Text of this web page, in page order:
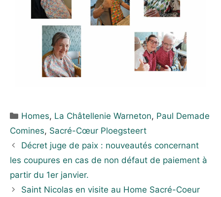
Homes, La Châtellenie Warneton, Paul Demade
Comines, Sacré-Cœur Ploegsteert
Décret juge de paix : nouveautés concernant
les coupures en cas de non défaut de paiement à
partir du 1er janvier.
Saint Nicolas en visite au Home Sacré-Coeur